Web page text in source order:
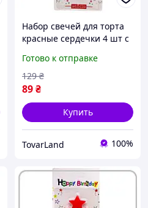
Набор свечей для торта
красные сердечки 4 шт с
рождения и годовщины
Готово к отправке
89₴
129 ₴
Купить
TovarLand 100%